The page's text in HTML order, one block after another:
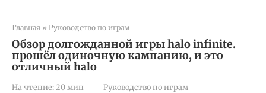
Главная » Руководство по играм
Обзор долгожданной игры halo infinite.
прошёл одиночную кампанию, и это
отличный halo
На чтение: 20 мин Руководство по играм